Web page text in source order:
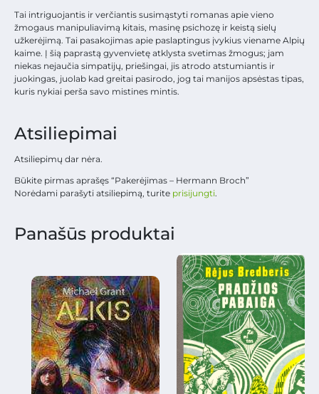
Tai intriguojantis ir verčiantis susimąstyti romanas apie vieno
žmogaus manipuliavimą kitais, masinę psichozę ir keistą sielų
užkerėjimą. Tai pasakojimas apie paslaptingus įvykius viename Alpių
kaime. Į šią paprastą gyvenvietę atklysta svetimas žmogus; jam
niekas nejaučia simpatijų, priešingai, jis atrodo atstumiantis ir
juokingas, juolab kad greitai pasirodo, jog tai manijos apsėstas tipas,
kuris nykiai perša savo mistines mintis.
Atsiliepimai
Atsiliepimų dar nėra.
Būkite pirmas aprašęs “Pakerėjimas – Hermann Broch”
Norėdami parašyti atsiliepimą, turite prisijungti.
Panašūs produktai